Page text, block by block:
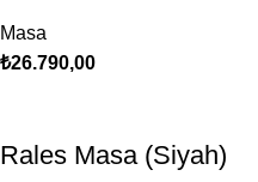
Masa
₺26.790,00
Rales Masa (Siyah)